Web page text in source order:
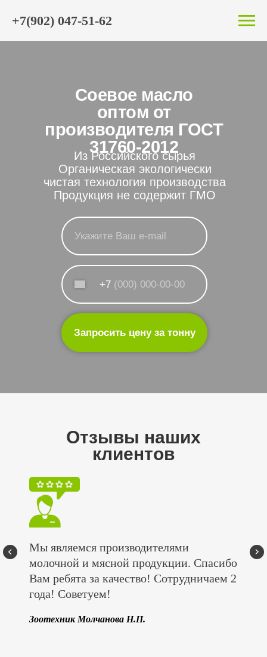
+7(902) 047-51-62
Соевое масло
оптом от
производителя ГОСТ
31760-2012
Из Российского сырья
Органическая экологически
чистая технология производства
Продукция не содержит ГМО
+7
Запросить цену за тонну
Отзывы наших
клиентов
Мы являемся производителями
молочной и мясной продукции. Спасибо
Вам ребята за качество! Сотрудничаем 2
года! Советуем!
Зоотехник Молчанова Н.П.